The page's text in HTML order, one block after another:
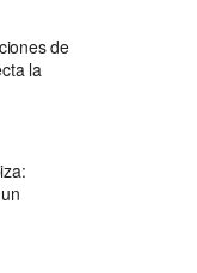
de
la